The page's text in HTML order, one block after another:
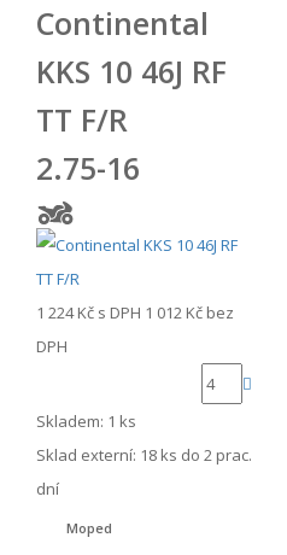
Continental
KKS 10 46J RF
TT F/R
2.75-16
1 224 Kč s DPH 1 012 Kč bez
DPH
Skladem: 1 ks
Sklad externí: 18 ks do 2 prac.
dní
Moped